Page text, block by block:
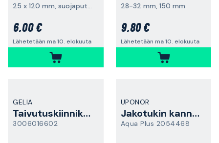
25 x 120 mm, suojaputkelle
6,00 €
Lähetetään ma 10. elokuuta
28-32 mm, 150 mm
9,80 €
Lähetetään ma 10. elokuuta
GELIA
Taivutuskiinnikkeen
3006016602
UPONOR
Jakotukin kannatin
Aqua Plus 2054468